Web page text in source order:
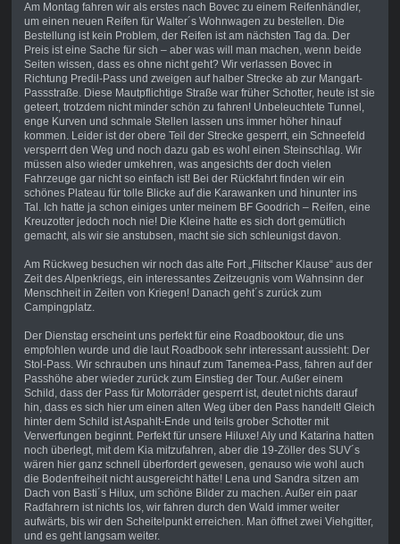
Am Montag fahren wir als erstes nach Bovec zu einem Reifenhändler,
um einen neuen Reifen für Walter´s Wohnwagen zu bestellen. Die
Bestellung ist kein Problem, der Reifen ist am nächsten Tag da. Der
Preis ist eine Sache für sich – aber was will man machen, wenn beide
Seiten wissen, dass es ohne nicht geht? Wir verlassen Bovec in
Richtung Predil-Pass und zweigen auf halber Strecke ab zur Mangart-
Passstraße. Diese Mautpflichtige Straße war früher Schotter, heute ist sie
geteert, trotzdem nicht minder schön zu fahren! Unbeleuchtete Tunnel,
enge Kurven und schmale Stellen lassen uns immer höher hinauf
kommen. Leider ist der obere Teil der Strecke gesperrt, ein Schneefeld
versperrt den Weg und noch dazu gab es wohl einen Steinschlag. Wir
müssen also wieder umkehren, was angesichts der doch vielen
Fahrzeuge gar nicht so einfach ist! Bei der Rückfahrt finden wir ein
schönes Plateau für tolle Blicke auf die Karawanken und hinunter ins
Tal. Ich hatte ja schon einiges unter meinem BF Goodrich – Reifen, eine
Kreuzotter jedoch noch nie! Die Kleine hatte es sich dort gemütlich
gemacht, als wir sie anstubsen, macht sie sich schleunigst davon.
Am Rückweg besuchen wir noch das alte Fort „Flitscher Klause“ aus der
Zeit des Alpenkriegs, ein interessantes Zeitzeugnis vom Wahnsinn der
Menschheit in Zeiten von Kriegen! Danach geht´s zurück zum
Campingplatz.
Der Dienstag erscheint uns perfekt für eine Roadbooktour, die uns
empfohlen wurde und die laut Roadbook sehr interessant aussieht: Der
Stol-Pass. Wir schrauben uns hinauf zum Tanemea-Pass, fahren auf der
Passhöhe aber wieder zurück zum Einstieg der Tour. Außer einem
Schild, dass der Pass für Motorräder gesperrt ist, deutet nichts darauf
hin, dass es sich hier um einen alten Weg über den Pass handelt! Gleich
hinter dem Schild ist Aspahlt-Ende und teils grober Schotter mit
Verwerfungen beginnt. Perfekt für unsere Hiluxe! Aly und Katarina hatten
noch überlegt, mit dem Kia mitzufahren, aber die 19-Zöller des SUV´s
wären hier ganz schnell überfordert gewesen, genauso wie wohl auch
die Bodenfreiheit nicht ausgereicht hätte! Lena und Sandra sitzen am
Dach von Basti´s Hilux, um schöne Bilder zu machen. Außer ein paar
Radfahrern ist nichts los, wir fahren durch den Wald immer weiter
aufwärts, bis wir den Scheitelpunkt erreichen. Man öffnet zwei Viehgitter,
und es geht langsam weiter.